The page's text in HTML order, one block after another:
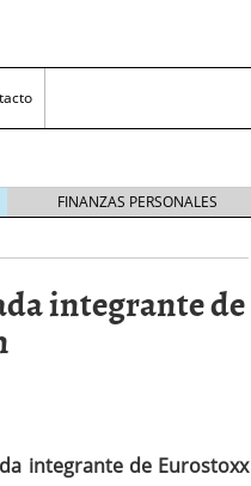
FINANZAS PERSONALES
integrante de
integrante de Eurostoxx